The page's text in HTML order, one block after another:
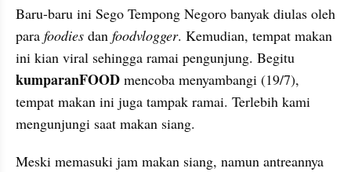
Baru-baru ini Sego Tempong Negoro banyak diulas oleh
para foodies dan foodvlogger. Kemudian, tempat makan
kumparanFOOD mencoba menyambangi (19/7),
tempat makan ini juga tampak ramai. Terlebih kami
mengunjungi saat makan siang.
Meski memasuki jam makan siang, namun antreannya